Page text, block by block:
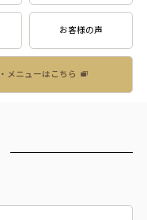
お客様の声
メニューはこちら